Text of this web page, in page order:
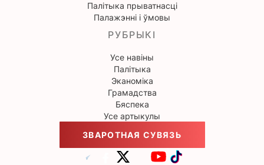
Палітыка прыватнасці
Палажэнні і ўмовы
РУБРЫКІ
Усе навіны
Палітыка
Эканоміка
Грамадства
Бяспека
Усе артыкулы
ЗВАРОТНАЯ СУВЯЗЬ